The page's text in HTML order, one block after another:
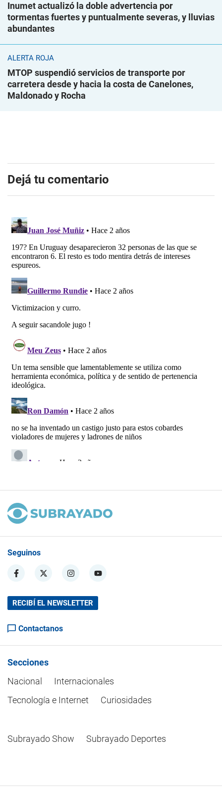
Inumet actualizó la doble advertencia por
tormentas fuertes y puntualmente severas, y lluvias
abundantes
ALERTA ROJA
MTOP suspendió servicios de transporte por
carretera desde y hacia la costa de Canelones,
Maldonado y Rocha
Dejá tu comentario
Seguinos
RECIBÍ EL NEWSLETTER
Contactanos
Secciones
Nacional
Internacionales
Tecnología e Internet
Curiosidades
Subrayado Show Subrayado Deportes